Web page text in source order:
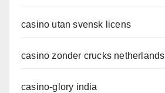
casino utan svensk licens
casino zonder crucks netherlands
casino-glory india